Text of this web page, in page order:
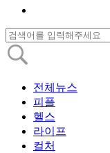
전체뉴스
피플
헬스
라이프
컬처